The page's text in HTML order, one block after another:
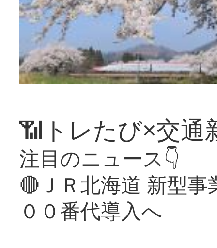
📶トレたび×交通
注目のニュース👇
🔴ＪＲ北海道 新型
００番代導入へ